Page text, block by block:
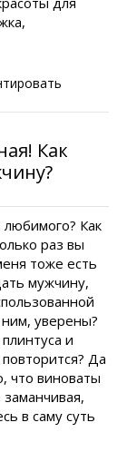
Как
Как
раз вы
тоже есть
мужчину,
уверены?
и
Да
что виноваты
в саму суть